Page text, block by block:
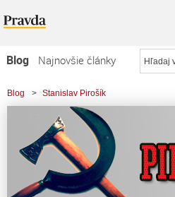
Blog
Najnovšie články
Najčítanejšie články
Najkomentovanejšie články
Zoznam blogov
Komerčné blogy
Blog > Stanislav Pirošík